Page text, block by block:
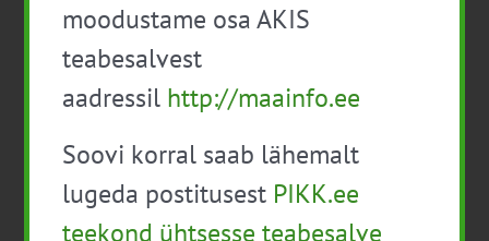
EPKK infopäev „Veekaitse
Mahetaimekasvatuse
moodustame osa AKIS
teabesalvest
aadressil http://maainfo.ee
Soovi korral saab lähemalt
lugeda postitusest PIKK.ee
teekond ühtsesse teabesalve